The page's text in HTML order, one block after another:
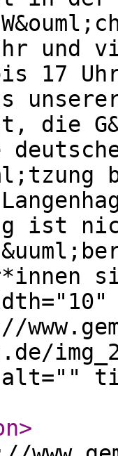
und
17
die
ist
alt=""
>